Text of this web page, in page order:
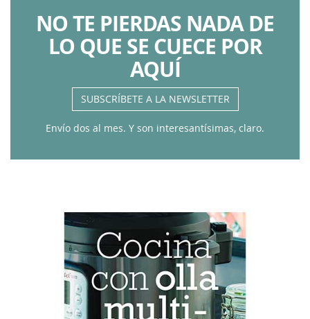
NO TE PIERDAS NADA DE
LO QUE SE CUECE POR
AQUÍ
SUBSCRÍBETE A LA NEWSLETTER
Envío dos al mes. Y son interesantísimas, claro.